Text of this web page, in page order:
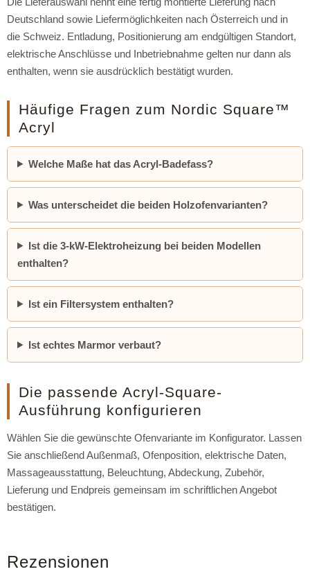
Deutschland sowie Liefermöglichkeiten nach Österreich und in
die Schweiz. Entladung, Positionierung am endgültigen Standort,
elektrische Anschlüsse und Inbetriebnahme gelten nur dann als
enthalten, wenn sie ausdrücklich bestätigt wurden.
Häufige Fragen zum Nordic Square™
Acryl
Welche Maße hat das Acryl-Badefass?
Was unterscheidet die beiden Holzofenvarianten?
Ist die 3-kW-Elektroheizung bei beiden Modellen
enthalten?
Ist ein Filtersystem enthalten?
Ist echtes Marmor verbaut?
Die passende Acryl-Square-
Ausführung konfigurieren
Wählen Sie die gewünschte Ofenvariante im Konfigurator. Lassen
Sie anschließend Außenmaß, Ofenposition, elektrische Daten,
Massageausstattung, Beleuchtung, Abdeckung, Zubehör,
Lieferung und Endpreis gemeinsam im schriftlichen Angebot
bestätigen.
Rezensionen